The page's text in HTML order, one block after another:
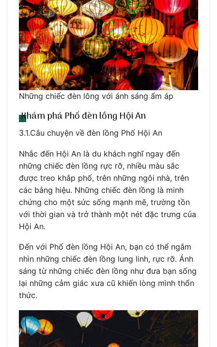
Những chiếc đèn lông với ánh sáng ấm áp
Khám phá Phố đèn lồng Hội An
3.1.Câu chuyện về đèn lồng Phố Hội An
Nhắc đến Hội An là du khách nghĩ ngay đến
những chiếc đèn lồng rực rỡ, nhiều màu sắc
được treo khắp phố, trên những ngôi nhà, trên
các bảng hiệu. Những chiếc đèn lồng là minh
chứng cho một sức sống mạnh mẽ, trường tồn
với thời gian và trở thành một nét đặc trưng của
Hội An.
Đến với Phố đèn lồng Hội An, bạn có thể ngắm
nhìn những chiếc đèn lồng lung linh, rực rỡ. Ánh
sáng từ những chiếc đèn lồng như đưa bạn sống
lại những cảm giác xưa cũ khiến lòng mình thổn
thức.